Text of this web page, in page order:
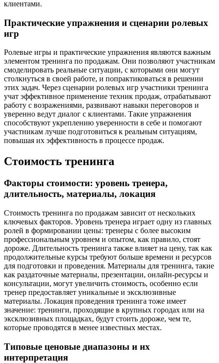
клиентами.
Практические упражнения и сценарии ролевых
игр
Ролевые игры и практические упражнения являются важным
элементом тренинга по продажам. Они позволяют участникам
смоделировать реальные ситуации, с которыми они могут
столкнуться в своей работе, и попрактиковаться в решении
этих задач. Через сценарии ролевых игр участники тренинга
учат эффективное применение техник продаж, отрабатывают
работу с возражениями, развивают навыки переговоров и
уверенно ведут диалог с клиентами. Такие упражнения
способствуют укреплению уверенности в себе и помогают
участникам лучше подготовиться к реальным ситуациям,
повышая их эффективность в процессе продаж.
Стоимость тренинга
Факторы стоимости: уровень тренера,
длительность, материалы, локация
Стоимость тренинга по продажам зависит от нескольких
ключевых факторов. Уровень тренера играет одну из главных
ролей в формировании цены: тренеры с более высоким
профессиональным уровнем и опытом, как правило, стоят
дороже. Длительность тренинга также влияет на цену, так как
продолжительные курсы требуют больше времени и ресурсов
для подготовки и проведения. Материалы для тренинга, такие
как раздаточные материалы, презентации, онлайн-ресурсы и
консультации, могут увеличить стоимость, особенно если
тренер предоставляет уникальные и эксклюзивные
материалы. Локация проведения тренинга тоже имеет
значение: тренинги, проходящие в крупных городах или на
эксклюзивных площадках, будут стоить дороже, чем те,
которые проводятся в менее известных местах.
Типовые ценовые диапазоны и их
интерпретация